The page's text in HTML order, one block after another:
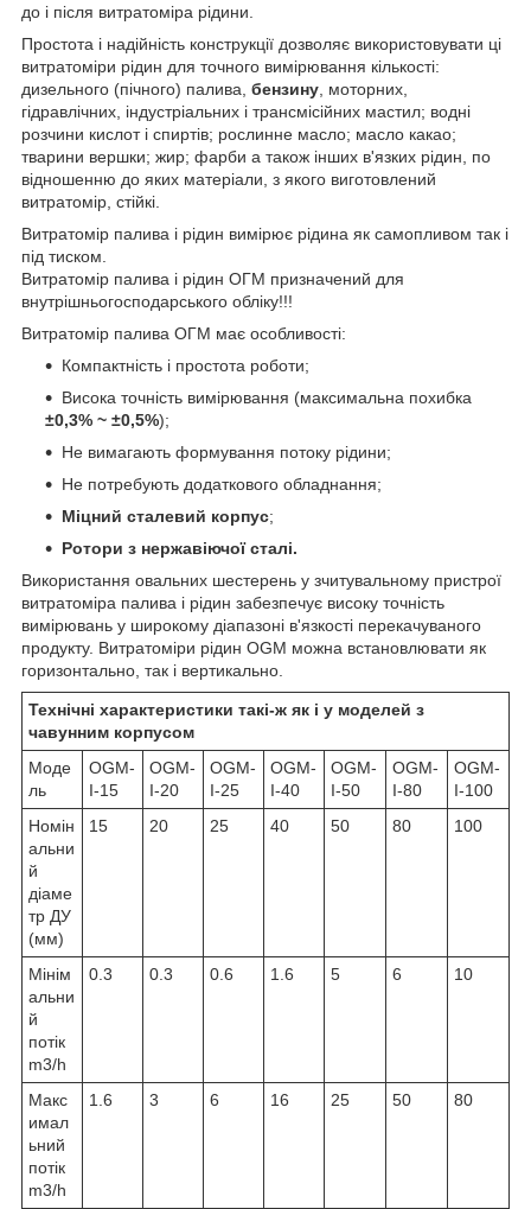
до і після витратоміра рідини.
Простота і надійність конструкції дозволяє використовувати ці
витратоміри рідин для точного вимірювання кількості:
дизельного (пічного) палива, бензину , моторних,
гідравлічних, індустріальних і трансмісійних мастил; водні
розчини кислот і спиртів; рослинне масло; масло какао;
тварини вершки; жир; фарби а також інших в'язких рідин, по
відношенню до яких матеріали, з якого виготовлений
витратомір, стійкі.
Витратомір палива і рідин вимірює рідина як самопливом так і
під тиском.
Витратомір палива і рідин ОГМ призначений для
внутрішньогосподарського обліку!!!
Витратомір палива ОГМ має особливості:
Компактність і простота роботи;
Висока точність вимірювання (максимальна похибка
±0,3% ~ ±0,5%);
Не вимагають формування потоку рідини;
Не потребують додаткового обладнання;
Міцний сталевий корпус;
Ротори з нержавіючої сталі.
Використання овальних шестерень у зчитувальному пристрої
витратоміра палива і рідин забезпечує високу точність
вимірювань у широкому діапазоні в'язкості перекачуваного
продукту. Витратоміри рідин OGM можна встановлювати як
горизонтально, так і вертикально.
Технічні характеристики такі-ж як і у моделей з
чавунним корпусом
Моде
ль
OGM-
I-15
OGM-
I-20
OGM-
I-25
OGM-
I-40
OGM-
I-50
OGM-
I-80
OGM-
I-100
Номін
альни
й
діаме
тр ДУ
(мм)
15 20 25 40 50 80 100
Мінім
альни
й
потік
m3/h
0.3 0.3 0.6 1.6 5 6 10
Макс
имал
ьний
потік
m3/h
1.6 3 6 16 25 50 80